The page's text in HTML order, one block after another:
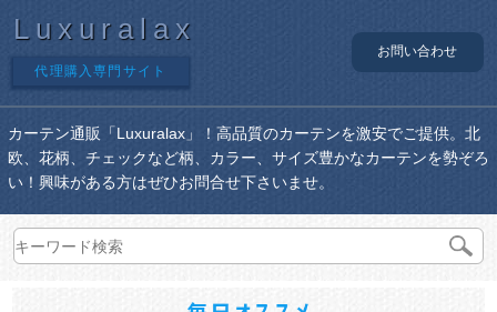
Luxuralax
代理購入専門サイト
お問い合わせ
カーテン通販「Luxuralax」！高品質のカーテンを激安でご提供。北
欧、花柄、チェックなど柄、カラー、サイズ豊かなカーテンを勢ぞろ
い！興味がある方はぜひお問合せ下さいませ。